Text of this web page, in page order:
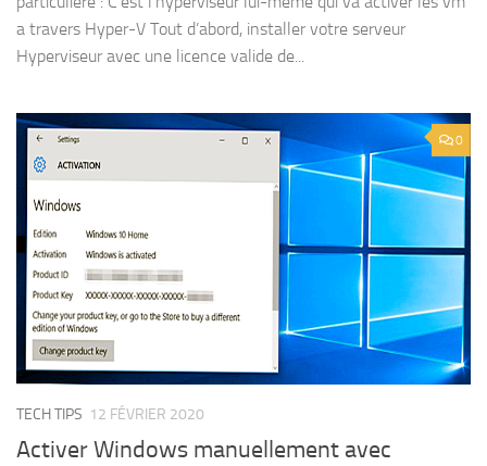
a travers Hyper-V Tout d’abord, installer votre serveur
Hyperviseur avec une licence valide de...
0
TECH TIPS 12 FÉVRIER 2020
Activer Windows manuellement avec